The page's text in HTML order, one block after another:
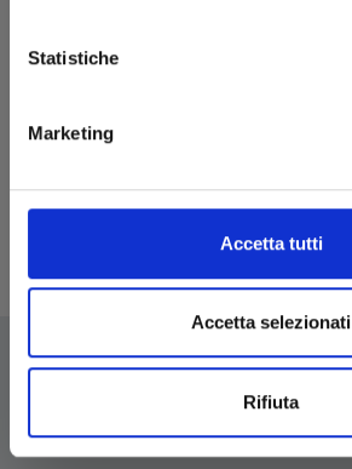
Statistiche
Marketing
Accetta tutti
Accetta selezionati
Rifiuta